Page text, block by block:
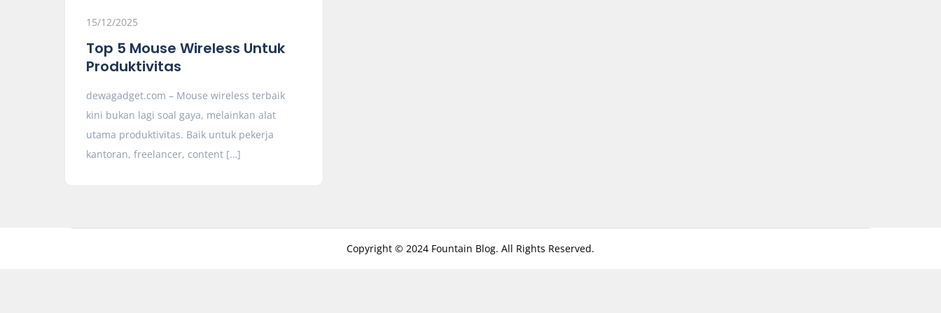
15/12/2025
Top 5 Mouse Wireless Untuk
Produktivitas
dewagadget.com – Mouse wireless terbaik
kini bukan lagi soal gaya, melainkan alat
utama produktivitas. Baik untuk pekerja
kantoran, freelancer, content […]
Copyright © 2024 Fountain Blog. All Rights Reserved.